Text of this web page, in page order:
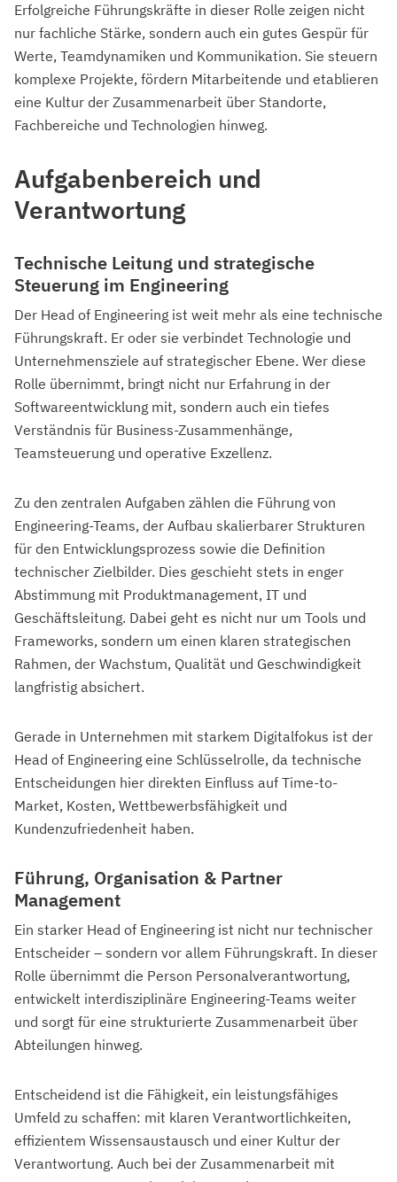
Erfolgreiche Führungskräfte in dieser Rolle zeigen nicht
nur fachliche Stärke, sondern auch ein gutes Gespür für
Werte, Teamdynamiken und Kommunikation. Sie steuern
komplexe Projekte, fördern Mitarbeitende und etablieren
eine Kultur der Zusammenarbeit über Standorte,
Fachbereiche und Technologien hinweg.
Aufgabenbereich und
Verantwortung
Technische Leitung und strategische
Steuerung im Engineering
Der Head of Engineering ist weit mehr als eine technische
Führungskraft. Er oder sie verbindet Technologie und
Unternehmensziele auf strategischer Ebene. Wer diese
Rolle übernimmt, bringt nicht nur Erfahrung in der
Softwareentwicklung mit, sondern auch ein tiefes
Verständnis für Business-Zusammenhänge,
Teamsteuerung und operative Exzellenz.
Zu den zentralen Aufgaben zählen die Führung von
Engineering-Teams, der Aufbau skalierbarer Strukturen
für den Entwicklungsprozess sowie die Definition
technischer Zielbilder. Dies geschieht stets in enger
Abstimmung mit Produktmanagement, IT und
Geschäftsleitung. Dabei geht es nicht nur um Tools und
Frameworks, sondern um einen klaren strategischen
Rahmen, der Wachstum, Qualität und Geschwindigkeit
langfristig absichert.
Gerade in Unternehmen mit starkem Digitalfokus ist der
Head of Engineering eine Schlüsselrolle, da technische
Entscheidungen hier direkten Einfluss auf Time-to-
Market, Kosten, Wettbewerbsfähigkeit und
Kundenzufriedenheit haben.
Führung, Organisation & Partner
Management
Ein starker Head of Engineering ist nicht nur technischer
Entscheider – sondern vor allem Führungskraft. In dieser
Rolle übernimmt die Person Personalverantwortung,
entwickelt interdisziplinäre Engineering-Teams weiter
und sorgt für eine strukturierte Zusammenarbeit über
Abteilungen hinweg.
Entscheidend ist die Fähigkeit, ein leistungsfähiges
Umfeld zu schaffen: mit klaren Verantwortlichkeiten,
effizientem Wissensaustausch und einer Kultur der
Verantwortung. Auch bei der Zusammenarbeit mit